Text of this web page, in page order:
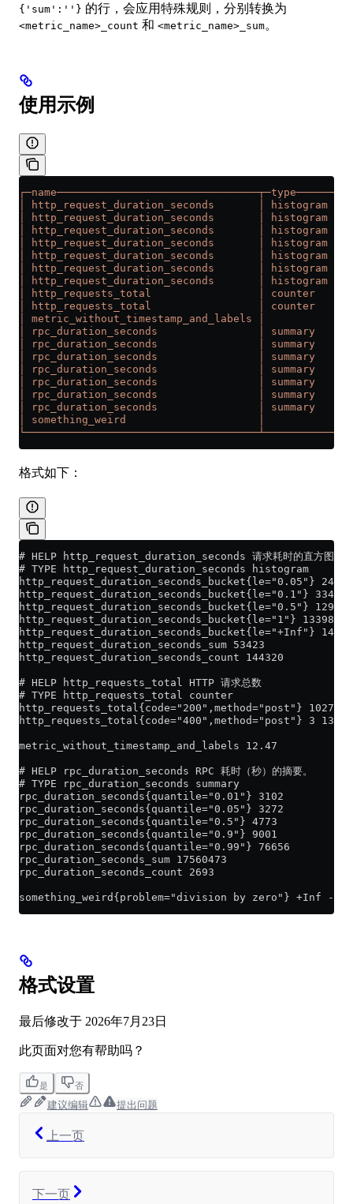
{'sum':''} 的行，会应用特殊规则，分别转换为
<metric_name>_count 和 <metric_name>_sum。
使用示例
│ http_request_duration_seconds       │
│ http_request_duration_seconds       │
│ http_request_duration_seconds       │
│ http_request_duration_seconds       │
│ http_request_duration_seconds       │
│ http_request_duration_seconds       │
│ http_request_duration_seconds       │
│ http_requests_total                 │ counter   │
│ http_requests_total                 │ counter
│
│ rpc_duration_seconds                │ summary
│ rpc_duration_seconds                │
│ rpc_duration_seconds                │
│ rpc_duration_seconds                │
│ rpc_duration_seconds                │
│ rpc_duration_seconds                │
│ rpc_duration_seconds                │
│ something_weird                     │
格式如下：
# HELP http_request_duration_seconds 请求耗时的直方图。
# TYPE http_request_duration_seconds histogram
http_request_duration_seconds_bucket{le="0.05"} 24054
http_request_duration_seconds_bucket{le="0.1"} 33444
http_request_duration_seconds_bucket{le="0.5"} 129389
http_request_duration_seconds_bucket{le="1"} 133988
http_request_duration_seconds_bucket{le="+Inf"}
http_request_duration_seconds_sum 53423
http_request_duration_seconds_count 144320
# HELP http_requests_total HTTP 请求总数
# TYPE http_requests_total counter
http_requests_total{code="200",method="post"} 1027
http_requests_total{code="400",method="post"} 3
metric_without_timestamp_and_labels 12.47
# HELP rpc_duration_seconds RPC 耗时（秒）的摘要。
# TYPE rpc_duration_seconds summary
rpc_duration_seconds{quantile="0.01"} 3102
rpc_duration_seconds{quantile="0.05"} 3272
rpc_duration_seconds{quantile="0.5"} 4773
rpc_duration_seconds{quantile="0.9"} 9001
rpc_duration_seconds{quantile="0.99"} 76656
rpc_duration_seconds_sum 17560473
rpc_duration_seconds_count 2693
something_weird{problem="division by zero"} +Inf -
格式设置
最后修改于 2026年7月23日
此页面对您有帮助吗？
是 否
建议编辑 提出问题
上一页
下一页